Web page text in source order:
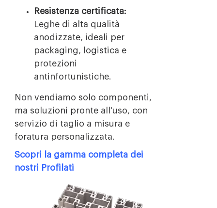
Resistenza certificata:
Leghe di alta qualità
anodizzate, ideali per
packaging, logistica e
protezioni
antinfortunistiche.
Non vendiamo solo componenti,
ma soluzioni pronte all'uso, con
servizio di taglio a misura e
foratura personalizzata.
Scopri la gamma completa dei
nostri Profilati